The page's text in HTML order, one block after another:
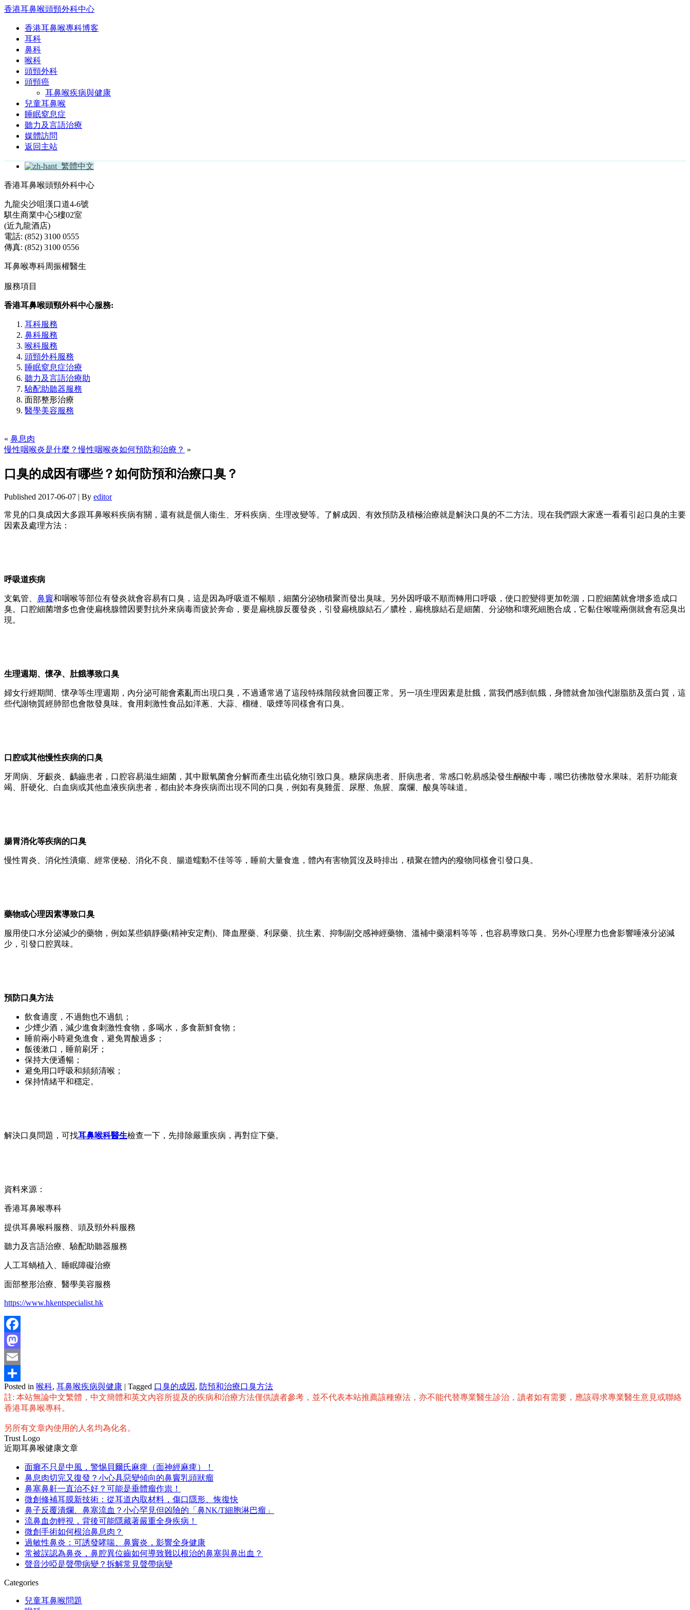
香港耳鼻喉頭頸外科中心
香港耳鼻喉專科博客
耳科
鼻科
喉科
頭頸外科
頭頸癌
耳鼻喉疾病與健康
兒童耳鼻喉
睡眠窒息症
聽力及言語治療
媒體訪問
返回主站
繁體中文
香港耳鼻喉頭頸外科中心
九龍尖沙咀漢口道4-6號
騏生商業中心5樓02室
(近九龍酒店)
電話: (852) 3100 0555
傳真: (852) 3100 0556
耳鼻喉專科周振權醫生
服務項目
香港耳鼻喉頭頸外科中心服務:
耳科服務
鼻科服務
喉科服務
頭頸外科服務
睡眠窒息症治療
聽力及言語治療助
驗配助聽器服務
面部整形治療
醫學美容服務
« 鼻息肉
慢性咽喉炎是什麼？慢性咽喉炎如何預防和治療？ »
口臭的成因有哪些？如何防預和治療口臭？
Published 2017-06-07 | By editor
常見的口臭成因大多跟耳鼻喉科疾病有關，還有就是個人衞生、牙科疾病、生理改變等。了解成因、有效預防及積極治療就是解決口臭的不二方法。現在我們跟大家逐一看看引起口臭的主要
因素及處理方法：
呼吸道疾病
支氣管、 鼻竇和咽喉等部位有發炎就會容易有口臭，這是因為呼吸道不暢順，細菌分泌物積聚而發出臭味。另外因呼吸不順而轉用口呼吸，使口腔變得更加乾涸，口腔細菌就會增多造成口
臭。口腔細菌增多也會使扁桃腺體因要對抗外來病毒而疲於奔命，要是扁桃腺反覆發炎，引發扁桃腺結石／膿栓，扁桃腺結石是細菌、分泌物和壞死細胞合成，它黏住喉嚨兩側就會有惡臭出
現。
生理週期、懷孕、肚餓導致口臭
婦女行經期間、懷孕等生理週期，內分泌可能會紊亂而出現口臭，不過通常過了這段特殊階段就會回覆正常。另一項生理因素是肚餓，當我們感到飢餓，身體就會加強代謝脂肪及蛋白質，這
些代謝物質經肺部也會散發臭味。食用刺激性食品如洋蔥、大蒜、榴槤、吸煙等同樣會有口臭。
口腔或其他慢性疾病的口臭
牙周病、牙齦炎、齲齒患者，口腔容易滋生細菌，其中厭氧菌會分解而產生出硫化物引致口臭。糖尿病患者、肝病患者、常感口乾易感染發生酮酸中毒，嘴巴彷彿散發水果味。若肝功能衰
竭、肝硬化、白血病或其他血液疾病患者，都由於本身疾病而出現不同的口臭，例如有臭雞蛋、尿壓、魚腥、腐爛、酸臭等味道。
腸胃消化等疾病的口臭
慢性胃炎、消化性潰瘍、經常便秘、消化不良、腸道蠕動不佳等等，睡前大量食進，體內有害物質沒及時排出，積聚在體內的癈物同樣會引發口臭。
藥物或心理因素導致口臭
服用使口水分泌減少的藥物，例如某些鎮靜藥(精神安定劑)、降血壓藥、利尿藥、抗生素、抑制副交感神經藥物、溫補中藥湯料等等，也容易導致口臭。另外心理壓力也會影響唾液分泌減
少，引發口腔異味。
預防口臭方法
飲食適度，不過飽也不過飢；
少煙少酒，減少進食刺激性食物，多喝水，多食新鮮食物；
睡前兩小時避免進食，避免胃酸過多；
飯後漱口，睡前刷牙；
保持大便通暢；
避免用口呼吸和頻頻清喉；
保持情緒平和穩定。
解決口臭問題，可找耳鼻喉科醫生檢查一下，先排除嚴重疾病，再對症下藥。
資料來源：
香港耳鼻喉專科
提供耳鼻喉科服務、頭及頸外科服務
聽力及言語治療、驗配助聽器服務
人工耳蝸植入、睡眠障礙治療
面部整形治療、醫學美容服務
https://www.hkentspecialist.hk
Facebook
Mastodon
Email
分
享
Posted in 喉科, 耳鼻喉疾病與健康 | Tagged 口臭的成因 , 防預和治療口臭方法
註: 本站無論中文繁體，中文簡體和英文內容所提及的疾病和治療方法僅供讀者參考，並不代表本站推薦該種療法，亦不能代替專業醫生診治，讀者如有需要，應該尋求專業醫生意見或聯絡
香港耳鼻喉專科。
另所有文章內使用的人名均為化名。
Trust Logo
近期耳鼻喉健康文章
面癱不只是中風，警惕貝爾氏麻痺（面神經麻痺）！
鼻息肉切完又復發？小心具惡變傾向的鼻竇乳頭狀瘤
鼻塞鼻鼾一直治不好？可能是垂體瘤作祟！
微創修補耳膜新技術：從耳道內取材料，傷口隱形、恢復快
鼻子反覆潰爛、鼻塞流血？小心罕見但凶險的「鼻NK/T細胞淋巴瘤」
流鼻血勿輕視，背後可能隱藏著嚴重全身疾病！
微創手術如何根治鼻息肉？
過敏性鼻炎：可誘發哮喘、鼻竇炎，影響全身健康
常被誤認為鼻炎，鼻腔異位齒如何導致難以根治的鼻塞與鼻出血？
聲音沙啞是聲帶病變？拆解常見聲帶病變
Categories
兒童耳鼻喉問題